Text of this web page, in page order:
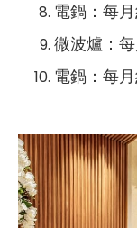
電鍋：每
微波爐：每
電鍋：每